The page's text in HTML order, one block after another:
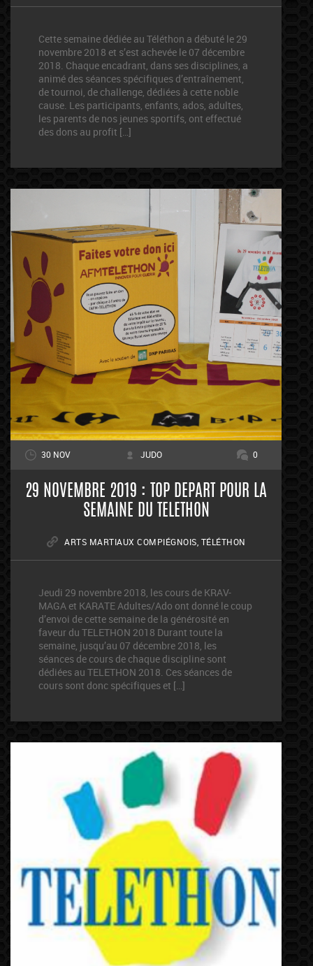
Cette semaine dédiée au Téléthon a débuté le 29
novembre 2018 et s’est achevée le 07 décembre
2018. Chaque encadrant, dans ses disciplines, a
animé des séances spécifiques d’entraînement,
de tournoi, de challenge, dédiées à cette noble
cause. Les participants, enfants, ados, adultes,
les parents de nos jeunes sportifs, ont effectué
des dons au profit […]
30 NOV JUDO 0
29 NOVEMBRE 2019 : TOP DEPART POUR LA
SEMAINE DU TELETHON
ARTS MARTIAUX COMPIÉGNOIS TÉLÉTHON
Jeudi 29 novembre 2018, les cours de KRAV-
MAGA et KARATE Adultes/Ado ont donné le coup
d’envoi de cette semaine de la générosité en
faveur du TELETHON 2018 Durant toute la
semaine, jusqu’au 07 décembre 2018, les
séances de cours de chaque discipline sont
dédiées au TELETHON 2018. Ces séances de
cours sont donc spécifiques et […]